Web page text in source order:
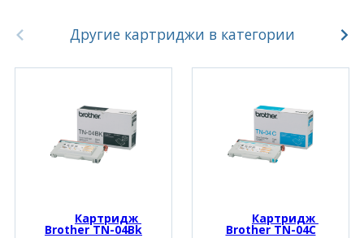
Другие картриджи в категории
Картридж
Brother TN-04Bk
Картридж
Brother TN-04C